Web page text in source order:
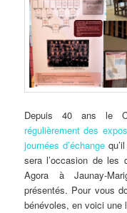
Depuis 40 ans le
régulièrement des
journées d’échange
sera l’occasion de
Agora à Jaunay-
présentés. Pour vous
bénévoles, en voici une